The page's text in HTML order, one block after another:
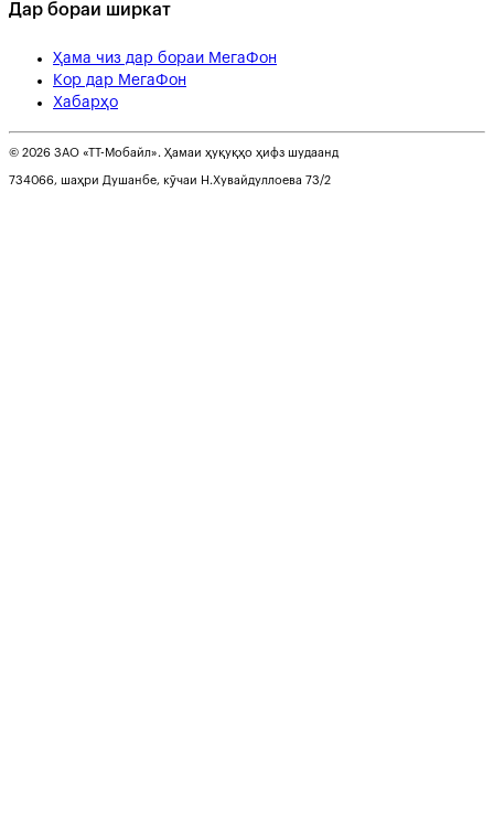
Дар бораи ширкат
Ҳама чиз дар бораи МегаФон
Кор дар МегаФон
Хабарҳо
© 2026 ЗАО «ТТ-Мобайл». Ҳамаи ҳуқуқҳо ҳифз шудаанд
734066, шаҳри Душанбе, кӯчаи Н.Хувайдуллоева 73/2